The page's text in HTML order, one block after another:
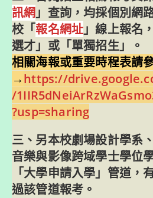
訊網」查詢，均採個別網
校「報名網址」線上報名
選才」或「單獨招生」。
相關海報或重要時程表請
→https://
/
?usp=sharing
三、另本校劇場設計學系
音樂與影像跨域學士學位
「大學申請入學」管道，
過該管道報考。